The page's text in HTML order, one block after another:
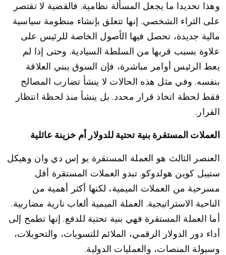
وهذا تحديدا ما يجعل المسألة نظامية. فالقضية لا تقتصر
على الثراء الشخصي. إنها تتعلق بإنشاء منظومة سياسية
مالية جديدة، تحصل فيها الأصول الخاصة للرئيس على
علاوة بسبب قربها من السلطة السيادية. وحتى إذا لم
يعط الرئيس أوامر مباشرة، فإن السوق يبني العلاقة
بنفسه. وفي مثل هذه الحالات لا ينشأ تضارب المصالح
فقط لحظة اتخاذ قرار محدد. بل ينشأ منذ لحظة انتظار
القرار.
العملات المستقرة بنية تحتية للدولار أم خزينة عائلية
العنصر الثالث هو العملة المستقرة يو إس دي وان وهيكل
ستيبل كوين هولدوكو. تبدو العملات المستقرة أقل
مسرحية من العملات الميمية، لكنها أكثر أهمية من
الناحية الاستراتيجية. العملة الميمية ألعاب نارية مضاربية.
أما العملة المستقرة فهي بنية تحتية للدفع. إنها تطمح إلى
أداء دور الدولار الرقمي، الملائم للتسويات، والتحويلات،
وسيولة المنصات، والعمليات الدولية.